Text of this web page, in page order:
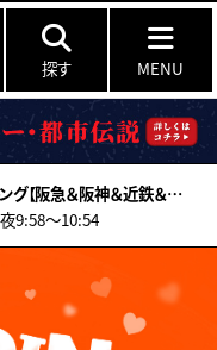
探す MENU
誰も知らんキング【阪急＆阪神＆近鉄＆南海＆メトロ…鉄道ミステリー2026夏】
9:58〜10:54